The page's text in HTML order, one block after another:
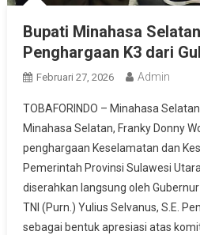
Bupati Minahasa
Penghargaan K3 dari
Februari 27, 2026 Admin
TOBAFORINDO – Minahasa
Minahasa Selatan, Franky Donny
penghargaan Keselamatan dan
Pemerintah Provinsi Sulawesi
diserahkan langsung oleh
TNI (Purn.) Yulius Selvanus, S.E.
sebagai bentuk apresiasi atas